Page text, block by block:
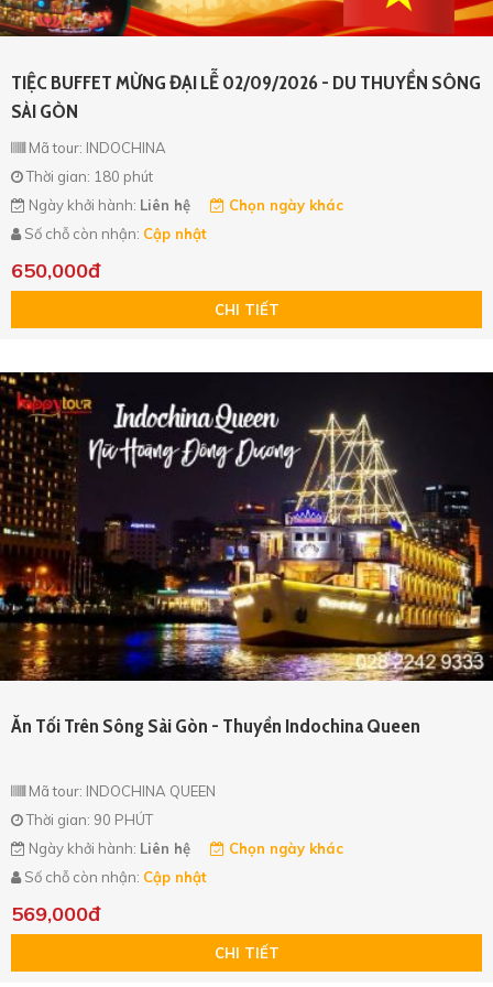
TÌM KIẾM
Khoảng giá
TÌM KIẾM
TIỆC BUFFET MỪNG ĐẠI LỄ 02/09/2026 - DU THUYỀN SÔNG
SÀI GÒN
Mã tour: INDOCHINA
Thời gian: 180 phút
Ngày khởi hành: Liên hệ
Chọn ngày khác
Số chỗ còn nhận: Cập nhật
650,000đ
CHI TIẾT
Ăn Tối Trên Sông Sài Gòn - Thuyền Indochina Queen
Mã tour: INDOCHINA QUEEN
Thời gian: 90 PHÚT
Ngày khởi hành: Liên hệ
Chọn ngày khác
Số chỗ còn nhận: Cập nhật
569,000đ
CHI TIẾT